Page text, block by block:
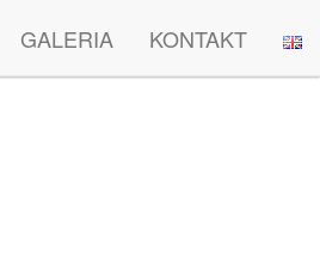
GALERIA KONTAKT